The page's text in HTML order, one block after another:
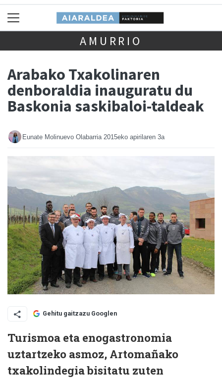
AMURRIO
Arabako Txakolinaren
denboraldia inauguratu du
Baskonia saskibaloi-taldeak
Eunate Molinuevo Olabarria 2015eko apirilaren 3a
Gehitu gaitzazu Googlen
Turismoa eta enogastronomia
uztartzeko asmoz, Artomañako
txakolindegia bisitatu zuten